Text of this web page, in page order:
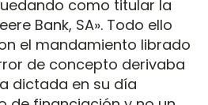
como titular la
Bank, SA». Todo ello
el mandamiento librado
de concepto derivaba
dictada en su día